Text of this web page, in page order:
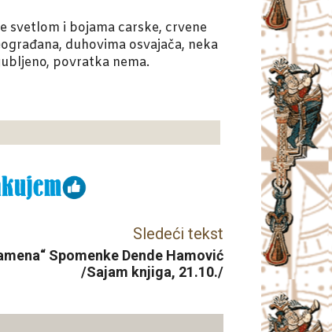
svetlom i bojama carske, crvene
duhovima osvajača, neka
povratka nema.
Sledeći tekst
Spomenke Dende Hamović
/Sajam knjiga, 21.10./